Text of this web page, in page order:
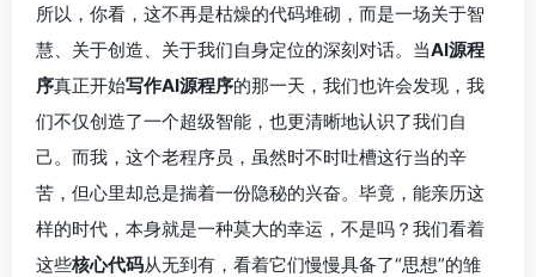
所以，你看，这不再是枯燥的代码堆砌，而是一场关于智
慧、关于创造、关于我们自身定位的深刻对话。当AI源程
序真正开始写作AI源程序的那一天，我们也许会发现，我
们不仅创造了一个超级智能，也更清晰地认识了我们自
己。而我，这个老程序员，虽然时不时吐槽这行当的辛
苦，但心里却总是揣着一份隐秘的兴奋。毕竟，能亲历这
样的时代，本身就是一种莫大的幸运，不是吗？我们看着
这些核心代码从无到有，看着它们慢慢具备了“思想”的雏